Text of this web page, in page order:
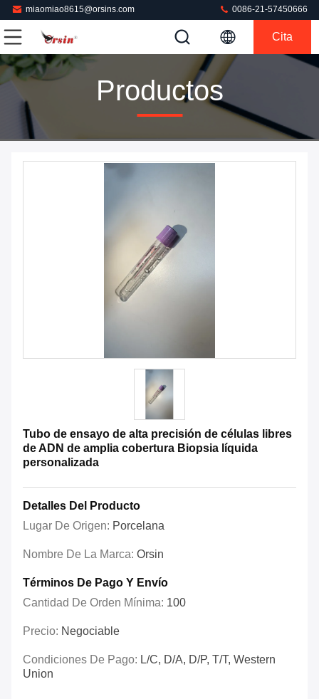
miaomiao8615@orsins.com 0086-21-57450666
Cita
Productos
Tubo de ensayo de alta precisión de células libres
de ADN de amplia cobertura Biopsia líquida
personalizada
Detalles Del Producto
Lugar De Origen: Porcelana
Nombre De La Marca: Orsin
Términos De Pago Y Envío
Cantidad De Orden Mínima: 100
Precio: Negociable
Condiciones De Pago: L/C, D/A, D/P, T/T, Western
Union